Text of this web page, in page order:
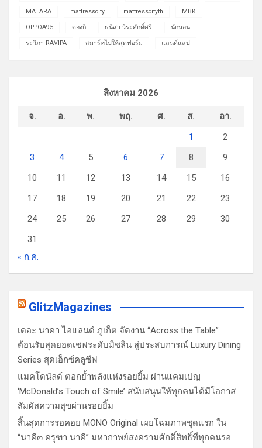
MATARA mattresscity mattresscityth MBK
OPPOA95 ดองกิ ธนิสา วีระศักดิ์ศรี นักนอน
ระวิภา-RAVIPA สมาร์ทไปให้สุดฟอร์ม แลนด์แลป
สิงหาคม 2026
จ. อ. พ. พฤ. ศ. ส.
อา.
1
2
3
4 5 6 7 8
9
10
11 12 13 14 15
16
17
18 19 20 21 22
23
24
25 26 27 28 29
30
31
« ก.ค.
GlitzMagazines
เดอะ นาคา ไอแลนด์ ภูเก็ต จัดงาน “Across the Table”
ต้อนรับสุดยอดเชฟระดับมิชลิน สู่ประสบการณ์ Luxury Dining
Series สุดเอ็กซ์คลูซีฟ
แมคโดนัลด์ ตอกย้ำพลังแห่งรอยยิ้ม ผ่านแคมเปญ
‘McDonald’s Touch of Smile’ สนับสนุนให้ทุกคนได้มีโอกาส
สัมผัสความสุขผ่านรอยยิ้ม
สิ้นสุดการรอคอย MONO Original เผยโฉมภาพชุดแรก ใน
“นาคี๓ ครุฑา นาคี” มหากาพย์สงครามศักดิ์สิทธิ์ที่ทุกคนรอ